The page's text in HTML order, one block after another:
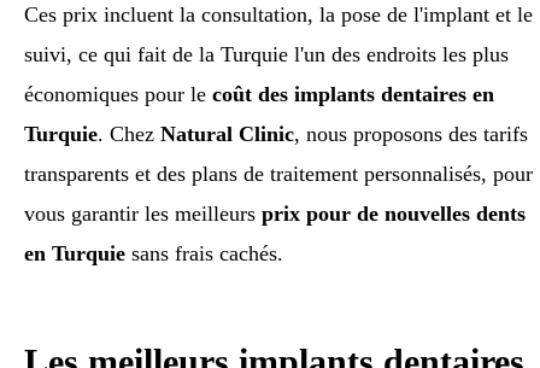
Ces prix incluent la consultation, la pose de l'implant et le
suivi, ce qui fait de la Turquie l'un des endroits les plus
économiques pour le coût des implants dentaires en
Turquie. Chez Natural Clinic, nous proposons des tarifs
transparents et des plans de traitement personnalisés, pour
vous garantir les meilleurs prix pour de nouvelles dents
en Turquie sans frais cachés.